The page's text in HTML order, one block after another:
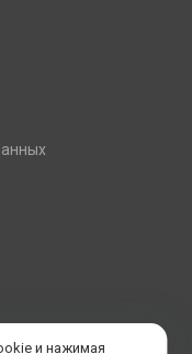
и нажимая